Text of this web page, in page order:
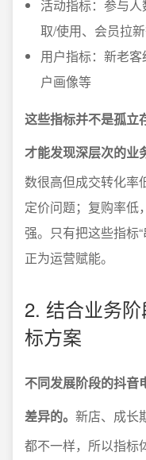
活动指标：参与
取/使用、会员拉
用户指标：新老
户画像等
这些指标并不是孤立
才能发现深层次的业
数很高但成交转化率
定价问题；复购率低
强。只有把这些指标
正为运营赋能。
2. 结合业务
标方案
不同发展阶段的抖音
差异的。 新店、成长
都不一样，所以指标